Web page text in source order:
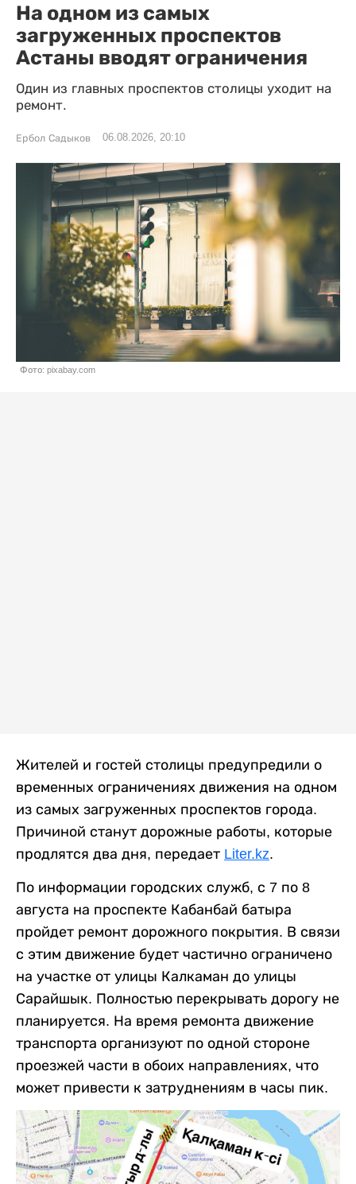
На одном из самых
загруженных проспектов
Астаны вводят ограничения
Один из главных проспектов столицы уходит на
ремонт.
Ербол Садыков 06.08.2026, 20:10
Фото: pixabay.com
Жителей и гостей столицы предупредили о
временных ограничениях движения на одном
из самых загруженных проспектов города.
Причиной станут дорожные работы, которые
продлятся два дня, передает Liter.kz.
По информации городских служб, с 7 по 8
августа на проспекте Кабанбай батыра
пройдет ремонт дорожного покрытия. В связи
с этим движение будет частично ограничено
на участке от улицы Калкаман до улицы
Сарайшык. Полностью перекрывать дорогу не
планируется. На время ремонта движение
транспорта организуют по одной стороне
проезжей части в обоих направлениях, что
может привести к затруднениям в часы пик.